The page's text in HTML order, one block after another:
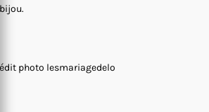
photo lesmariagedelo